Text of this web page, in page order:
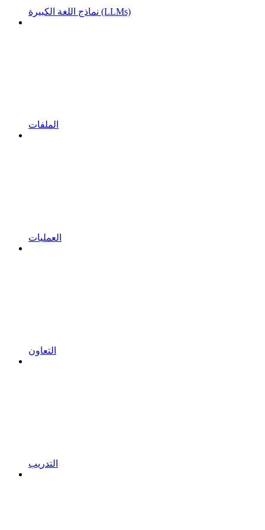
نماذج اللغة الكبيرة (LLMs)
الملفات
العمليات
التعاون
التدريب